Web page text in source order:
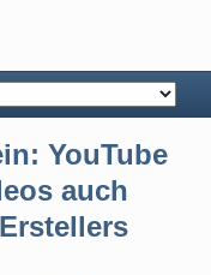
YouTube
auch